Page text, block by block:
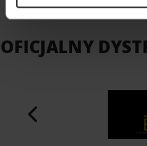
OFICJALNY